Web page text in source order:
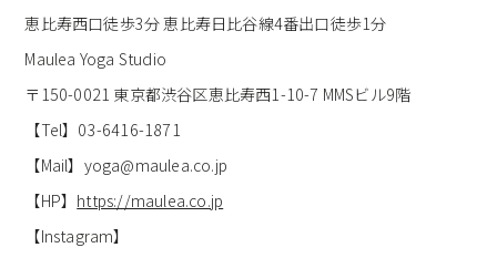
恵比寿西口徒歩3分 恵比寿日比谷線4番出口徒歩1分
Maulea Yoga Studio
〒150-0021 東京都渋谷区恵比寿西1-10-7 MMSビル9階
【Tel】03-6416-1871
【Mail】yoga@maulea.co.jp
【HP】 https://maulea.co.jp
【Instagram】